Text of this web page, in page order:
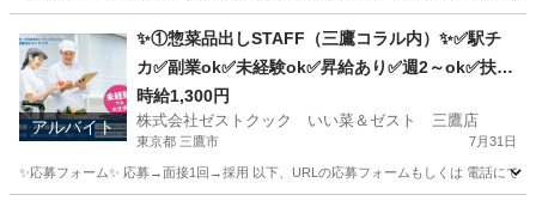
キッチン
アルバイト
✨①惣菜品出しSTAFF（三鷹コラル内）✨✅駅チ
カ✅副業ok✅未経験ok✅昇給あり✅週2～ok✅扶養
内ok
時給1,300円
株式会社ゼストクック いい菜＆ゼスト 三鷹店
東京都 三鷹市 7月31日
✨応募フォーム✨ 応募→面接1回→採用 以下、URLの応募フォームもしくは 電話にて